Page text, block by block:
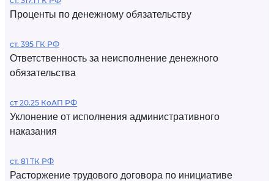
Проценты по денежному обязательству
ст. 395 ГК РФ
Ответственность за неисполнение денежного
обязательства
ст 20.25 КоАП РФ
Уклонение от исполнения административного
наказания
ст. 81 ТК РФ
Расторжение трудового договора по инициативе